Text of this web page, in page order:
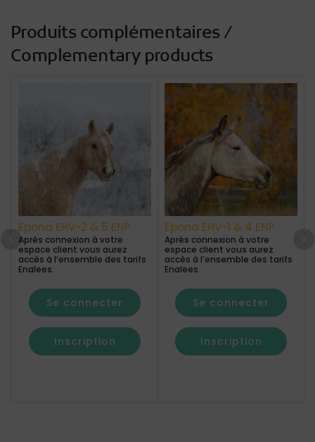
Produits complémentaires /
Complementary products
Epona EHV-2 & 5 ENP
Après connexion à votre
espace client vous aurez
accès à l’ensemble des tarifs
Enalees.
Se connecter
Inscription
Epona EHV-1 & 4 ENP
Après connexion à votre
espace client vous aurez
accès à l’ensemble des tarifs
Enalees.
Se connecter
Inscription